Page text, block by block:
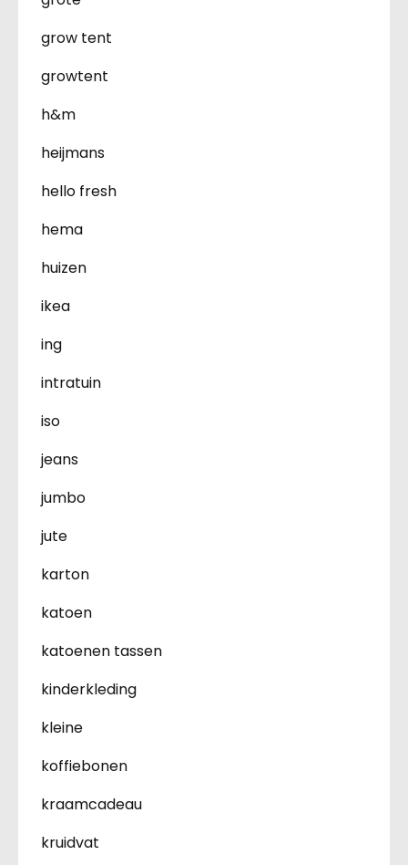
grow tent
growtent
h&m
heijmans
hello fresh
hema
huizen
ikea
ing
intratuin
iso
jeans
jumbo
jute
karton
katoen
katoenen tassen
kinderkleding
kleine
koffiebonen
kraamcadeau
kruidvat